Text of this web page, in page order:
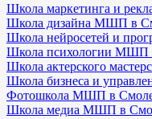
Школа маркетинга и
Школа дизайна МШП в
Школа нейросетей и
Школа психологии МШП
Школа актерского
Школа бизнеса и
Фотошкола МШП в
Школа медиа МШП в